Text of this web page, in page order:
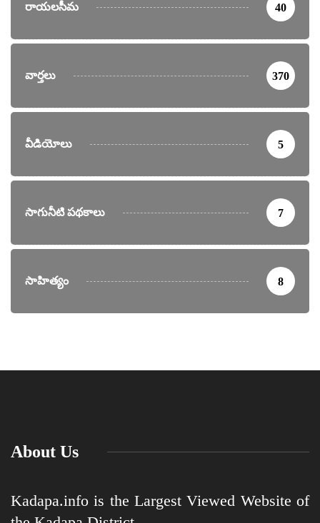
రాయలసీమ 40
వార్తలు 370
వీడియోలు 5
సాగునీటి పథకాలు 7
సాహిత్యం 8
About Us
Kadapa.info is the Largest Viewed Website of